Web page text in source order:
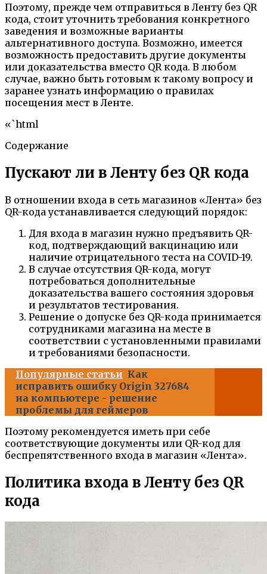
Поэтому, прежде чем отправиться в Ленту без QR
кода, стоит уточнить требования конкретного
заведения и возможные варианты
альтернативного доступа. Возможно, имеется
возможность предоставить другие документы
или доказательства вместо QR кода. В любом
случае, важно быть готовым к такому вопросу и
заранее узнать информацию о правилах
посещения мест в Ленте.
«`html
Содержание
Пускают ли в Ленту без QR кода
В отношении входа в сеть магазинов «Лента» без
QR-кода устанавливается следующий порядок:
Для входа в магазин нужно предъявить QR-
код, подтверждающий вакцинацию или
наличие отрицательного теста на COVID-19.
В случае отсутствия QR-кода, могут
потребоваться дополнительные
доказательства вашего состояния здоровья
и результатов тестирования.
Решение о допуске без QR-кода принимается
сотрудниками магазина на месте в
соответствии с установленными правилами
и требованиями безопасности.
Популярные статьи Как
исправить ошибку Origin 327684
на компьютере - решение
проблемы для геймеров
Поэтому рекомендуется иметь при себе
соответствующие документы или QR-код для
беспрепятственного входа в магазин «Лента».
Политика входа в Ленту без QR
кода